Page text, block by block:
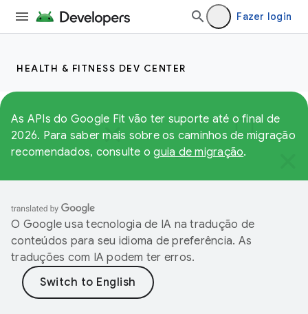
Fazer login
HEALTH & FITNESS DEV CENTER
As APIs do Google Fit vão ter suporte até o final de
2026. Para saber mais sobre os caminhos de migração
recomendados, consulte oguia de migração.
O Google usa tecnologia de IA na tradução de
conteúdos para seu idioma de preferência. As
traduções com IA podem ter erros.